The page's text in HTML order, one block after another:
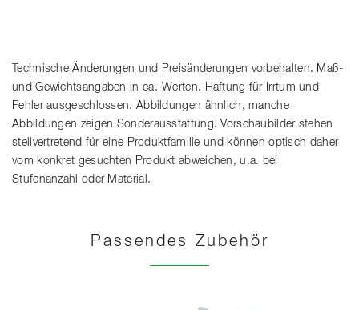
Technische Änderungen und Preisänderungen vorbehalten. Maß-
und Gewichtsangaben in ca.-Werten. Haftung für Irrtum und
Fehler ausgeschlossen. Abbildungen ähnlich, manche
Abbildungen zeigen Sonderausstattung. Vorschaubilder stehen
stellvertretend für eine Produktfamilie und können optisch daher
vom konkret gesuchten Produkt abweichen, u.a. bei
Stufenanzahl oder Material.
Passendes Zubehör